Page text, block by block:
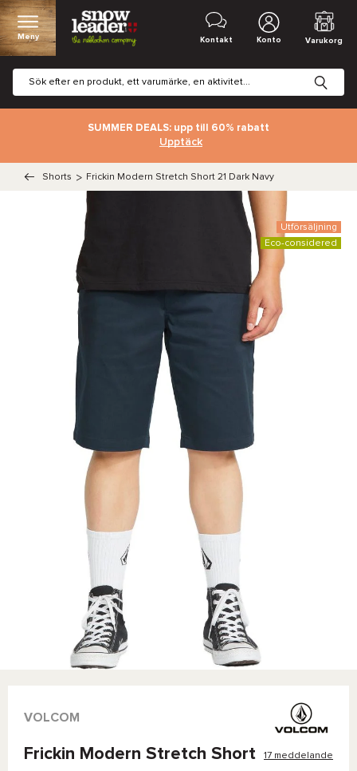
Meny Kontakt Konto Varukorg
SUMMER DEALS: upp till 60% rabatt
Upptäck
Shorts > Frickin Modern Stretch Short 21 Dark Navy
Utförsäljning
Eco-considered
VOLCOM
Frickin Modern Stretch Short
17 meddelande